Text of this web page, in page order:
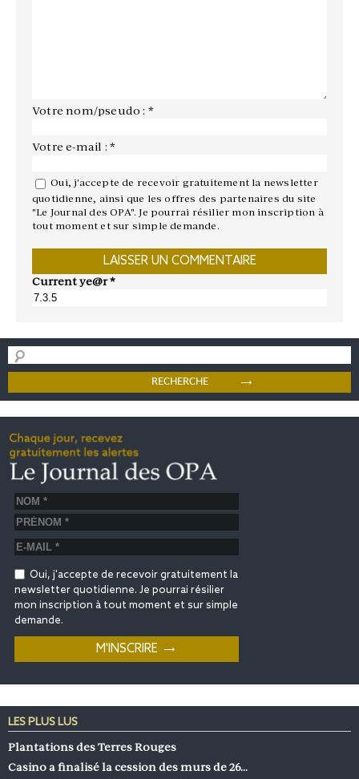
Votre nom/pseudo : *
Votre e-mail : *
Oui, j'accepte de recevoir gratuitement la newsletter
quotidienne, ainsi que les offres des partenaires du site
"Le Journal des OPA". Je pourrai résilier mon inscription à
tout moment et sur simple demande.
Current ye@r*
Oui, j'accepte de recevoir gratuitement la
newsletter quotidienne. Je pourrai résilier
mon inscription à tout moment et sur simple
demande.
LES PLUS LUS
Plantations des Terres Rouges
Casino a finalisé la cession des murs de 26…